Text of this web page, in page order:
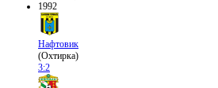
1992
Нафтовик
(Охтирка)
3:2